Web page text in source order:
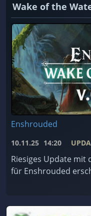
Wake of the
Enshrouded
10.11.25 14:20
Riesiges Update mit
für Enshrouded